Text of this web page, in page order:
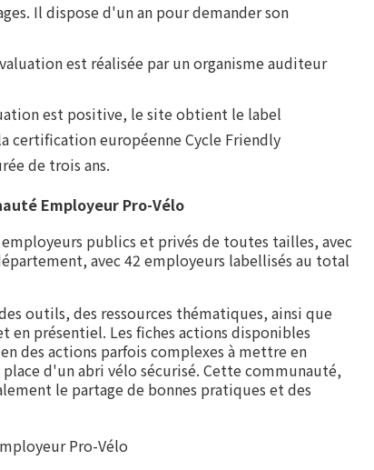
Il dispose d'un an pour demander son
est réalisée par un organisme auditeur
est positive, le site obtient le label
certification européenne Cycle Friendly
de trois ans.
Employeur Pro-Vélo
publics et privés de toutes tailles, avec
avec 42 employeurs labellisés au total
outils, des ressources thématiques, ainsi que
en présentiel. Les fiches actions disponibles
des actions parfois complexes à mettre en
d'un abri vélo sécurisé. Cette communauté,
le partage de bonnes pratiques et des
Pro-Vélo